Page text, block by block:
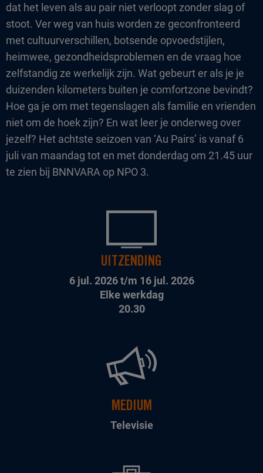
dat het leven als au pair niet verloopt zonder slag of
stoot. Ver weg van huis worden ze geconfronteerd
met cultuurverschillen, botsende opvoedstijlen,
heimwee, gezondheidsproblemen en de vraag hoe
zelfstandig ze werkelijk zijn. Wat gebeurt er als je je
duizenden kilometers buiten je comfortzone bevindt?
Hoe ga je om met tegenslagen als familie en vrienden
niet om de hoek zijn? En wat leer je onderweg over
jezelf? Het achtste seizoen van ‘Au Pairs’ is vanaf 6
juli van maandag tot en met donderdag om 21.45 uur
te zien bij BNNVARA op NPO 3.
UITZENDING
6 jul. 2026 t/m 16 jul. 2026
Elke werkdag
20.30
MEDIUM
Televisie